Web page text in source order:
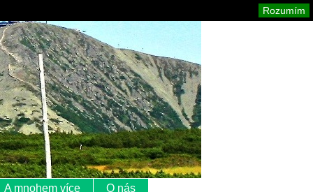
A mnohem více
O nás
Rozumím